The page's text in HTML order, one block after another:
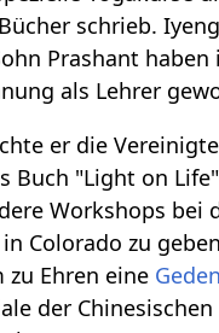
schrieb.
Prashant
als Lehrer
er die
Buch "Light on
Workshops bei
Colorado zu
Ehren eine
der Chinesischen